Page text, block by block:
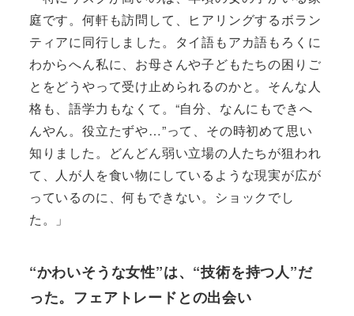
庭です。何軒も訪問して、ヒアリングするボラン
ティアに同行しました。タイ語もアカ語もろくに
わからへん私に、お母さんや子どもたちの困りご
とをどうやって受け止められるのかと。そんな人
格も、語学力もなくて。“自分、なんにもできへ
んやん。役立たずや…”って、その時初めて思い
知りました。どんどん弱い立場の人たちが狙われ
て、人が人を食い物にしているような現実が広が
っているのに、何もできない。ショックでし
た。」
“かわいそうな女性”は、“技術を持つ人”だ
った。フェアトレードとの出会い